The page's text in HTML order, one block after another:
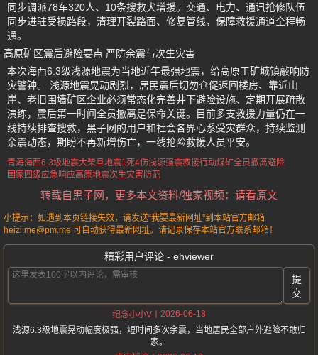
同步调派78车320人、10条搜救犬增援。交通、电力、通讯抢修队伍
同步进驻受损路段，清理开裂路面、修复管线，保障救援通道全程畅
通。
高原矿区震后避险要点 严防余震与次生灾害
本次海西6.3级浅源地震为当地近年最强地震，给高原工矿城镇敲响防
灾警钟。 浅源地震晃动剧烈，居民震后切勿仓促返回楼房、靠近山
崖、老旧围墙矿区企业必须常态化完善井下避险设施、定期开展疏散
演练，震后第一时间全员撤离是保命关键。目前多支救援力量仍在一
线持续排查搜救，黑子网的用户和社会各界心系受灾群众，持续监测
余震动态，期盼不再新增伤亡，一线抢险救援人员平安。
青海海西6.3级地震大柴旦地震1死4伤浅源强震救援行动煤矿全员撤离避险
国家四级应急响应高原地震次生灾害防范
转载自黑子网，更多本文资料/独家视频：请看原文
小提示：如遇到本页链接失效，请发送“我要最新网址”到本站官方邮箱
heizi.me@pm.me 可自动获得最新网址。请记录保存本站官方联系邮箱！
精彩用户评论 - ehviewer
提
交
纪念小小V
2026-06-18
浅源6.3级地震晃动幅度极强，短时间多次余震，当地居民全部户外避险不敢归
家。